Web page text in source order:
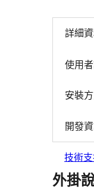
詳細
使用
安裝
開發
技術
外掛